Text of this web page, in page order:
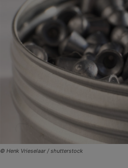
© Henk Vrieselaar / shutterstock